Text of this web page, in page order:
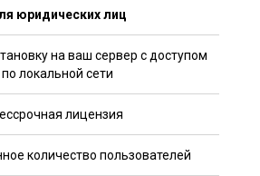
юридических лиц
на ваш сервер с доступом
по локальной сети
лицензия
количество пользователей